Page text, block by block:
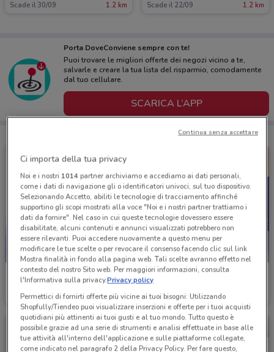
Scade il 30/09 1.2 km Scade il 22/09 1.2 km
Porta DoveConviene sempre con te!
Puoi trovare le migliori offerte dei negozi vicino a te,
salvarle e creare la tua lista del risparmio, comodamente
dal tuo cellulare.
SCARICA L’APP
TIM
Scade il 31/12 2.3 km
Ottica Claro
Scade il 01/09
Ci importa della tua privacy
Noi e i nostri 1014partner archiviamo e accediamo ai dati personali,
come i dati di navigazione gli o identificatori univoci, sul tuo dispositivo.
Selezionando Accetto, abiliti le tecnologie di tracciamento affinché
supportino gli scopi mostrati alla voce "Noi e i nostri partner trattiamo i
dati da fornire". Nel caso in cui queste tecnologie dovessero essere
disabilitate, alcuni contenuti e annunci visualizzati potrebbero non
essere rilevanti. Puoi accedere nuovamente a questo menu per
modificare le tue scelte o per revocare il consenso facendo clic sul link
Mostra finalità in fondo alla pagina web. Tali scelte avranno effetto nel
contesto del nostro Sito web. Per maggiori informazioni, consulta
l'Informativa sulla privacy.Privacy policy
Permettici di fornirti offerte più vicine ai tuoi bisogni: Utilizzando
Shopfully/Tiendeo puoi visualizzare inserzioni e offerte per i tuoi acquisti
quotidiani più attinenti ai tuoi gusti e al tuo mondo. Tutto questo è
possibile grazie ad una serie di strumenti e analisi effettuate in base alle
tue attività all'interno dell'applicazione e sulle piattaforme collegate,
come indicato nel paragrafo 2 della Privacy Policy. Per fare questo,
Continua senza accettare